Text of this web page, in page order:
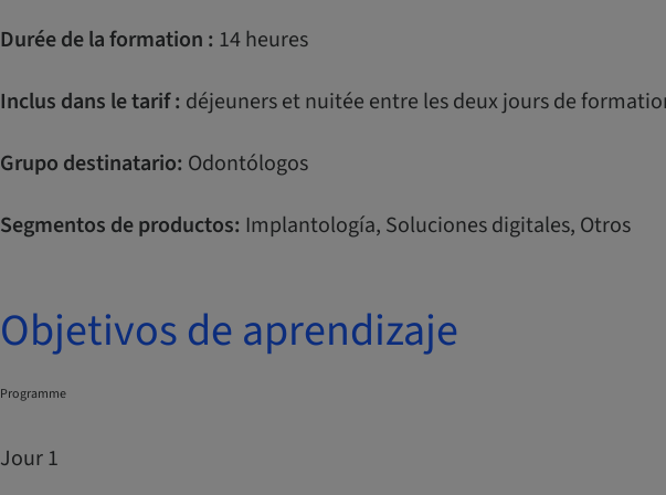
Durée de la formation : 14 heures
Inclus dans le tarif : déjeuners et nuitée entre les deux jours de
Grupo destinatario: Odontólogos
Segmentos de productos: Implantología, Soluciones digitales, Otros
Objetivos de aprendizaje
Programme
Jour 1